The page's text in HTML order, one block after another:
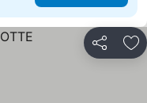
Partilhar